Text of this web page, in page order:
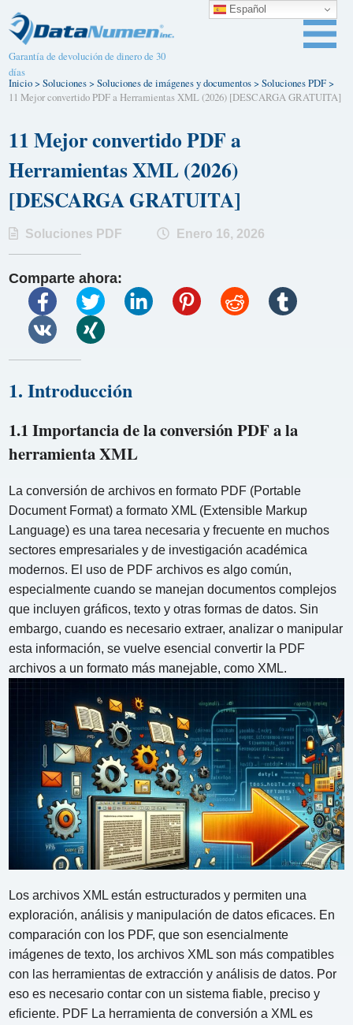
Garantía de devolución de dinero de 30
días
Inicio>Soluciones>Soluciones de imágenes y documentos>Soluciones PDF>
11 Mejor convertido PDF a Herramientas XML (2026) [DESCARGA GRATUITA]
11 Mejor convertido PDF a
Herramientas XML (2026)
[DESCARGA GRATUITA]
Soluciones PDF Enero 16, 2026
Comparte ahora:
1. Introducción
1.1 Importancia de la conversión PDF a la
herramienta XML
La conversión de archivos en formato PDF (Portable
Document Format) a formato XML (Extensible Markup
Language) es una tarea necesaria y frecuente en muchos
sectores empresariales y de investigación académica
modernos. El uso de PDF archivos es algo común,
especialmente cuando se manejan documentos complejos
que incluyen gráficos, texto y otras formas de datos. Sin
embargo, cuando es necesario extraer, analizar o manipular
esta información, se vuelve esencial convertir la PDF
archivos a un formato más manejable, como XML.
Los archivos XML están estructurados y permiten una
exploración, análisis y manipulación de datos eficaces. En
comparación con los PDF, que son esencialmente
imágenes de texto, los archivos XML son más compatibles
con las herramientas de extracción y análisis de datos. Por
eso es necesario contar con un sistema fiable, preciso y
eficiente. PDF La herramienta de conversión a XML es
Español